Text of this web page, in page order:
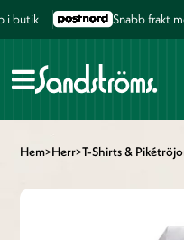
Snabb frakt
Hem>Herr>T-Shirts &